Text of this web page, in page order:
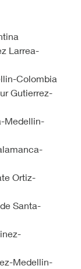
Larrea-
Colombia
Gutierrez-
Medellin-
Ortiz-
Santa-
Medellin-